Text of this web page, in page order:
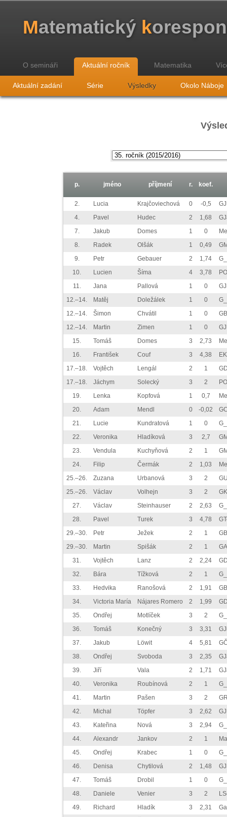
Matematický k
O semináři Aktuální ročník Matematika
Aktuální zadání Série Výsledky Okolo Náboje
p. jméno příjmení r. koef.
2. Lucia Krajčoviechová 0 -0,5
4.
Pavel Hudec 2 1,68
7.
Jakub Domes 1 0
8.
Radek Olšák 1 0,49
9.
Petr Gebauer 2 1,74
10.
Lucien Šíma 4 3,78
11.
Jana Pallová 1 0
12.–14.
Matěj Doležálek 1 0
12.–14.
Šimon Chvátil 1 0
12.–14.
Martin Zimen 1 0
15.
Tomáš Domes 3 2,73
16.
František Couf 3 4,38
17.–18.
Vojtěch Lengál 2 1
17.–18.
Jáchym Solecký 3 2
19.
Lenka Kopfová 1 0,7
20.
Adam Mendl 0 -0,02
21.
Lucie Kundratová 1 0
22.
Veronika Hladíková 3 2,7
23.
Vendula Kuchyňová 2 1
24.
Filip Čermák 2 1,03
25.–26.
Zuzana Urbanová 3 2
25.–26.
Václav Volhejn 3 2
27.
Václav Steinhauser 2 2,63
28.
Pavel Turek 3 4,78
29.–30.
Petr Ježek 2 1
29.–30.
Martin Spišák 2 1
31.
Vojtěch Lanz 2 2,24
32.
Bára Tížková 2 1
33.
Hedvika Ranošová 2 1,91
34.
Victoria María Nájares Romero 2 1,99
35.
Ondřej Motlíček 3 2
36.
Tomáš Konečný 3 3,31
37.
Jakub Löwit 4 5,81
38.
Ondřej Svoboda 3 2,35
39.
Jiří Vala 2 1,71
40.
Veronika Roubínová 2 1
41.
Martin Pašen 3 2
42.
Michal Töpfer 3 2,62
43.
Kateřina Nová 3 2,94
44.
Alexandr Jankov 2 1
45.
Ondřej Krabec 1 0
46.
Denisa Chytilová 2 1,48
47.
Tomáš Drobil 1 0
48.
Daniele Venier 3 2
49.
Richard Hladík 3 2,31